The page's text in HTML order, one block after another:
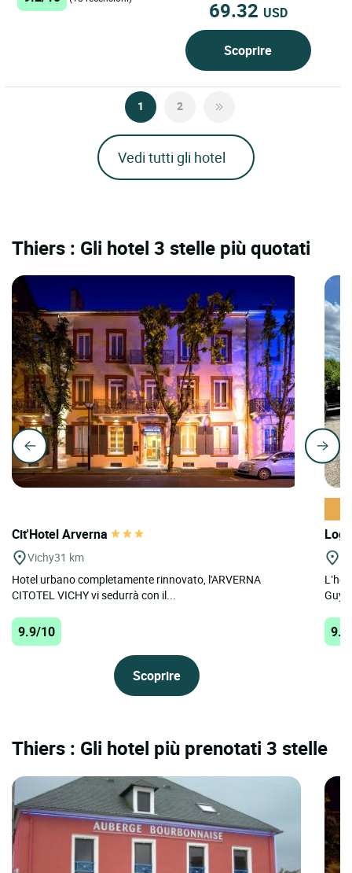
69.32 USD
Scoprire
1 2
Vedi tutti gli hotel
Thiers : Gli hotel 3 stelle più quotati
Cit'Hotel Arverna
Vichy31 km
Hotel urbano completamente rinnovato, l'ARVERNA
CITOTEL VICHY vi sedurrà con il...
9.9/10
Scoprire
Thiers : Gli hotel più prenotati 3 stelle